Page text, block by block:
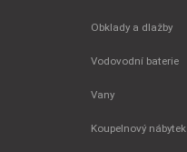
Obklady a dlažby
Vodovodní baterie
Vany
Koupelnový nábytek